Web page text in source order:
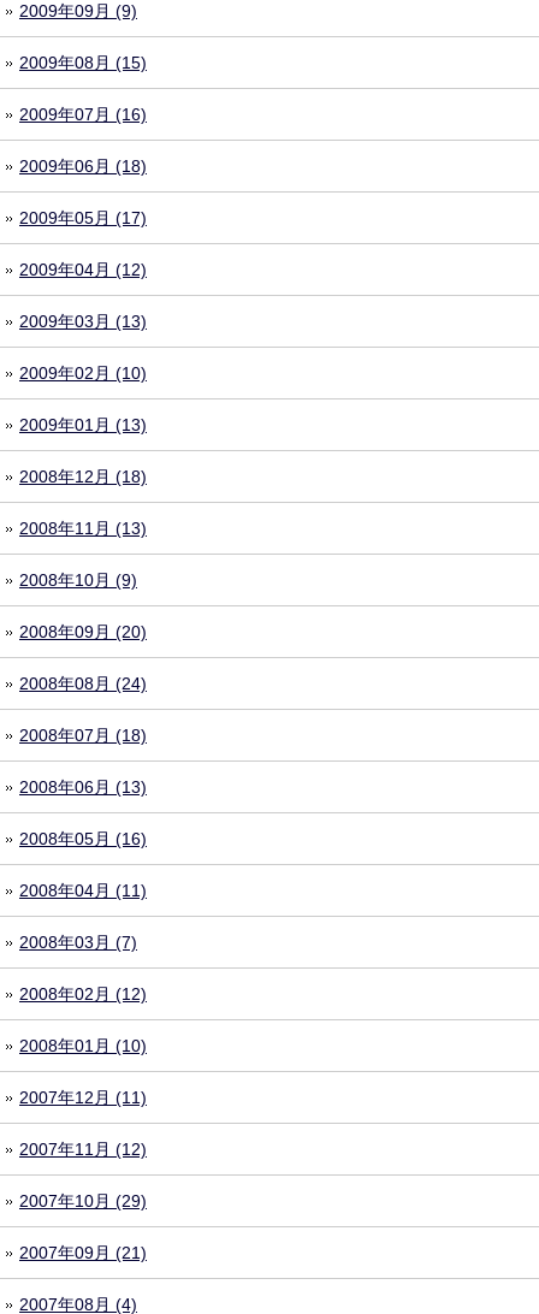
2009年09月 (9)
2009年08月 (15)
2009年07月 (16)
2009年06月 (18)
2009年05月 (17)
2009年04月 (12)
2009年03月 (13)
2009年02月 (10)
2009年01月 (13)
2008年12月 (18)
2008年11月 (13)
2008年10月 (9)
2008年09月 (20)
2008年08月 (24)
2008年07月 (18)
2008年06月 (13)
2008年05月 (16)
2008年04月 (11)
2008年03月 (7)
2008年02月 (12)
2008年01月 (10)
2007年12月 (11)
2007年11月 (12)
2007年10月 (29)
2007年09月 (21)
2007年08月 (4)